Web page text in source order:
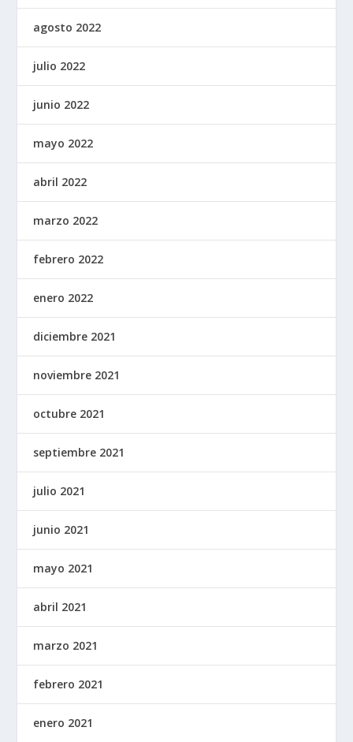
agosto 2022
julio 2022
junio 2022
mayo 2022
abril 2022
marzo 2022
febrero 2022
enero 2022
diciembre 2021
noviembre 2021
octubre 2021
septiembre 2021
julio 2021
junio 2021
mayo 2021
abril 2021
marzo 2021
febrero 2021
enero 2021